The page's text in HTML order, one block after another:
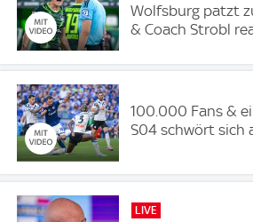
Wolfsburg patzt
& Coach Strobl
100.000 Fans &
S04 schwört sich
LIVE